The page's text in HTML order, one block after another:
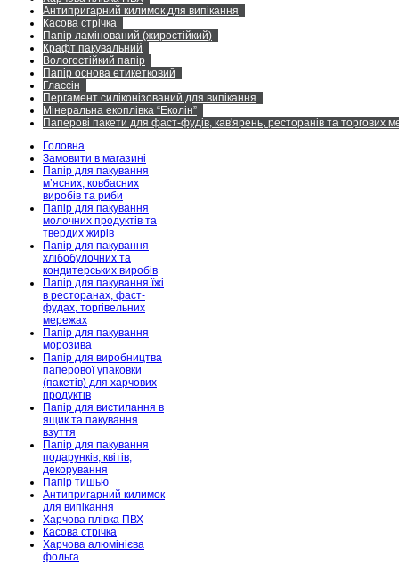
Антипригарний килимок для випікання
Касова стрічка
Папір ламінований (жиростійкий)
Крафт пакувальний
Вологостійкий папір
Папір основа етикетковий
Глассін
Пергамент силіконізований для випікання
Мінеральна екоплівка “Еколін”
Паперові пакети для фаст-фудів, кав'ярень, ресторанів та торгових
Головна
Замовити в магазині
Папір для пакування
м’ясних, ковбасних
виробів та риби
Папір для пакування
молочних продуктів та
твердих жирів
Папір для пакування
хлібобулочних та
кондитерських виробів
Папір для пакування їжі
в ресторанах, фаст-
фудах, торгівельних
мережах
Папір для пакування
морозива
Папір для виробництва
паперової упаковки
(пакетів) для харчових
продуктів
Папір для вистилання в
ящик та пакування
взуття
Папір для пакування
подарунків, квітів,
декорування
Папір тишью
Антипригарний килимок
для випікання
Харчова плівка ПВХ
Касова стрічка
Харчова алюмінієва
фольга